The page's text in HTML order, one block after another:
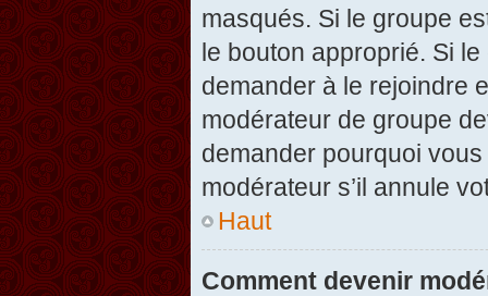
masqués. Si le groupe
le bouton approprié. Si
demander à le rejoindre
modérateur de groupe
demander pourquoi
modérateur s’il annule
Haut
Comment devenir